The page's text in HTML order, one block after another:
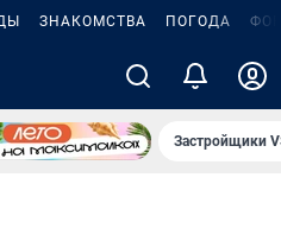
ЗНАКОМСТВА ПОГОДА
Застройщики